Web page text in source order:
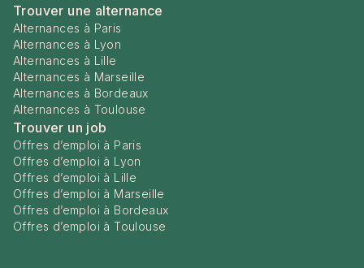
Trouver une alternance
Alternances à Paris
Alternances à Lyon
Alternances à Lille
Alternances à Marseille
Alternances à Bordeaux
Alternances à Toulouse
Trouver un job
Offres d’emploi à Paris
Offres d’emploi à Lyon
Offres d’emploi à Lille
Offres d’emploi à Marseille
Offres d’emploi à Bordeaux
Offres d’emploi à Toulouse